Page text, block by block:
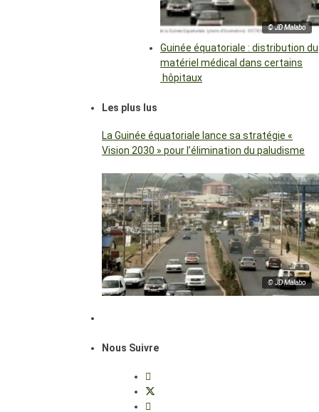
© JD Malabo
Guinée équatoriale : distribution du
matériel médical dans certains
hôpitaux
Les plus lus
La Guinée équatoriale lance sa stratégie «
Vision 2030 » pour l’élimination du paludisme
© JD Malabo
Nous Suivre